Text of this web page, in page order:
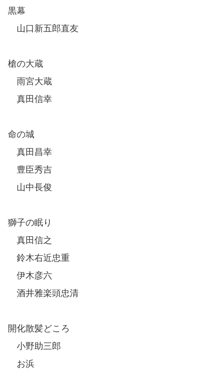
黒幕
山口新五郎直友
槍の大蔵
雨宮大蔵
真田信幸
命の城
真田昌幸
豊臣秀吉
山中長俊
獅子の眠り
真田信之
鈴木右近忠重
伊木彦六
酒井雅楽頭忠清
開化散髪どころ
小野助三郎
お浜